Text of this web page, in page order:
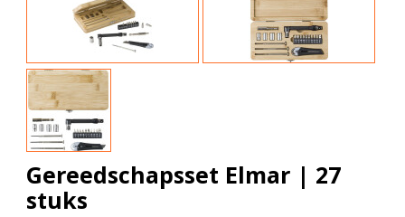
Gereedschapsset Elmar | 27
stuks